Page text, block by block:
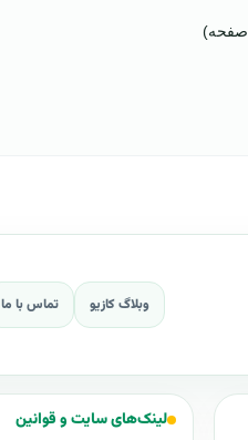
وبلاگ کازیو تماس با ما
لینک‌های سایت و قوانین